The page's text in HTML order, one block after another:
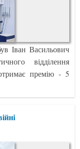
Іван Васильович
відділення
премію - 5